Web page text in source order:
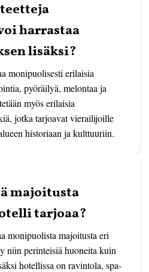
harrastaa
lisäksi?
monipuolisesti erilaisia
pyöräilyä, melontaa ja
myös erilaisia
jotka tarjoavat vierailijoille
historiaan ja kulttuuriin.
majoitusta
tarjoaa?
monipuolista majoitusta eri
niin perinteisiä huoneita kuin
hotellissa on ravintola, spa-